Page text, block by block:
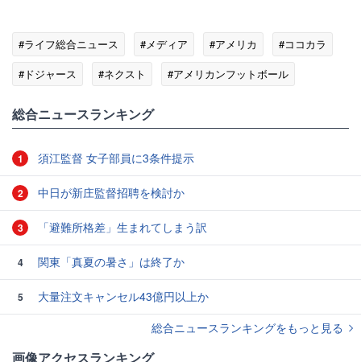
#ライフ総合ニュース #メディア #アメリカ
#ココカラ
#ドジャース
#ネクスト #アメリカンフットボール
総合ニュースランキング
1 須江監督 女子部員に3条件提示
2 中日が新庄監督招聘を検討か
3 「避難所格差」生まれてしまう訳
4 関東「真夏の暑さ」は終了か
5
大量注文キャンセル43億円以上か
総合ニュースランキングをもっと見る
画像アクセスランキング